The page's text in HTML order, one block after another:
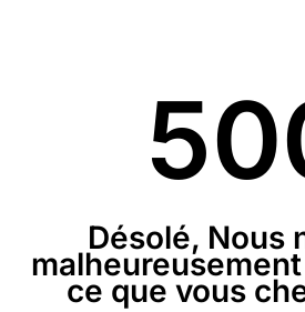
Désolé, Nous
ce que vous